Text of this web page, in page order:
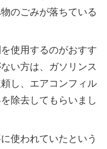
のごみが落ちている
使用するのがおすす
い方は、ガソリンス
し、エアコンフィル
除去してもらいまし
使われていたという